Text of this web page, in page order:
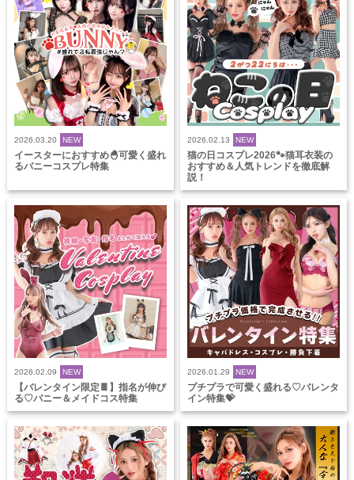
2026.03.20 NEW
イースターにおすすめ🐣可愛く盛れ
るバニーコスプレ特集
2026.02.13 NEW
猫の日コスプレ2026🐾猫耳衣装の
おすすめ＆人気トレンドを徹底解
説！
2026.02.09 NEW
【バレンタイン限定🍫】指名が伸び
る♡バニー＆メイドコス特集
2026.01.29 NEW
プチプラで可愛く盛れる♡バレンタ
イン特集💝